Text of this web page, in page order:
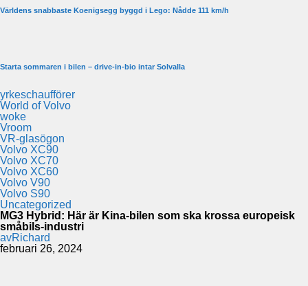
Världens snabbaste Koenigsegg byggd i Lego: Nådde 111 km/h
Starta sommaren i bilen – drive-in-bio intar Solvalla
yrkeschaufförer
World of Volvo
woke
Vroom
VR-glasögon
Volvo XC90
Volvo XC70
Volvo XC60
Volvo V90
Volvo S90
Uncategorized
MG3 Hybrid: Här är Kina-bilen som ska krossa europeisk
småbils-industri
avRichard
februari 26, 2024